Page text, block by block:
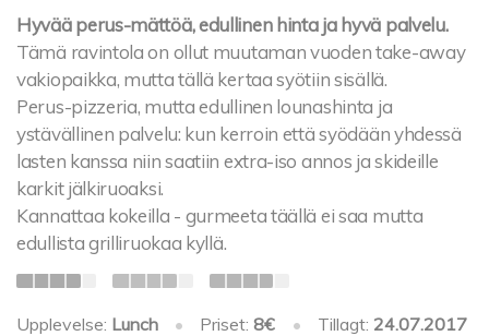
Hyvää perus-mättöä, edullinen hinta ja hyvä palvelu.
Tämä ravintola on ollut muutaman vuoden take-away
vakiopaikka, mutta tällä kertaa syötiin sisällä.
Perus-pizzeria, mutta edullinen lounashinta ja
ystävällinen palvelu: kun kerroin että syödään yhdessä
lasten kanssa niin saatiin extra-iso annos ja skideille
karkit jälkiruoaksi.
Kannattaa kokeilla - gurmeeta täällä ei saa mutta
edullista grilliruokaa kyllä.
Upplevelse: Lunch • Priset:8€ • Tillagt: 24.07.2017